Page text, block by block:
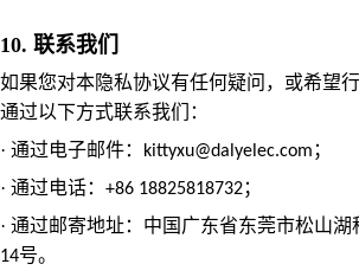
10. 联系我们
如果您对本隐私协议有任何疑问，或希望
通过以下方式联系我们：
· 通过电子邮件： kittyxu@dalyelec.com ；
· 通过电话： +86 18825818732；
· 通过邮寄地址： 中国广东省东莞市松山
14号。